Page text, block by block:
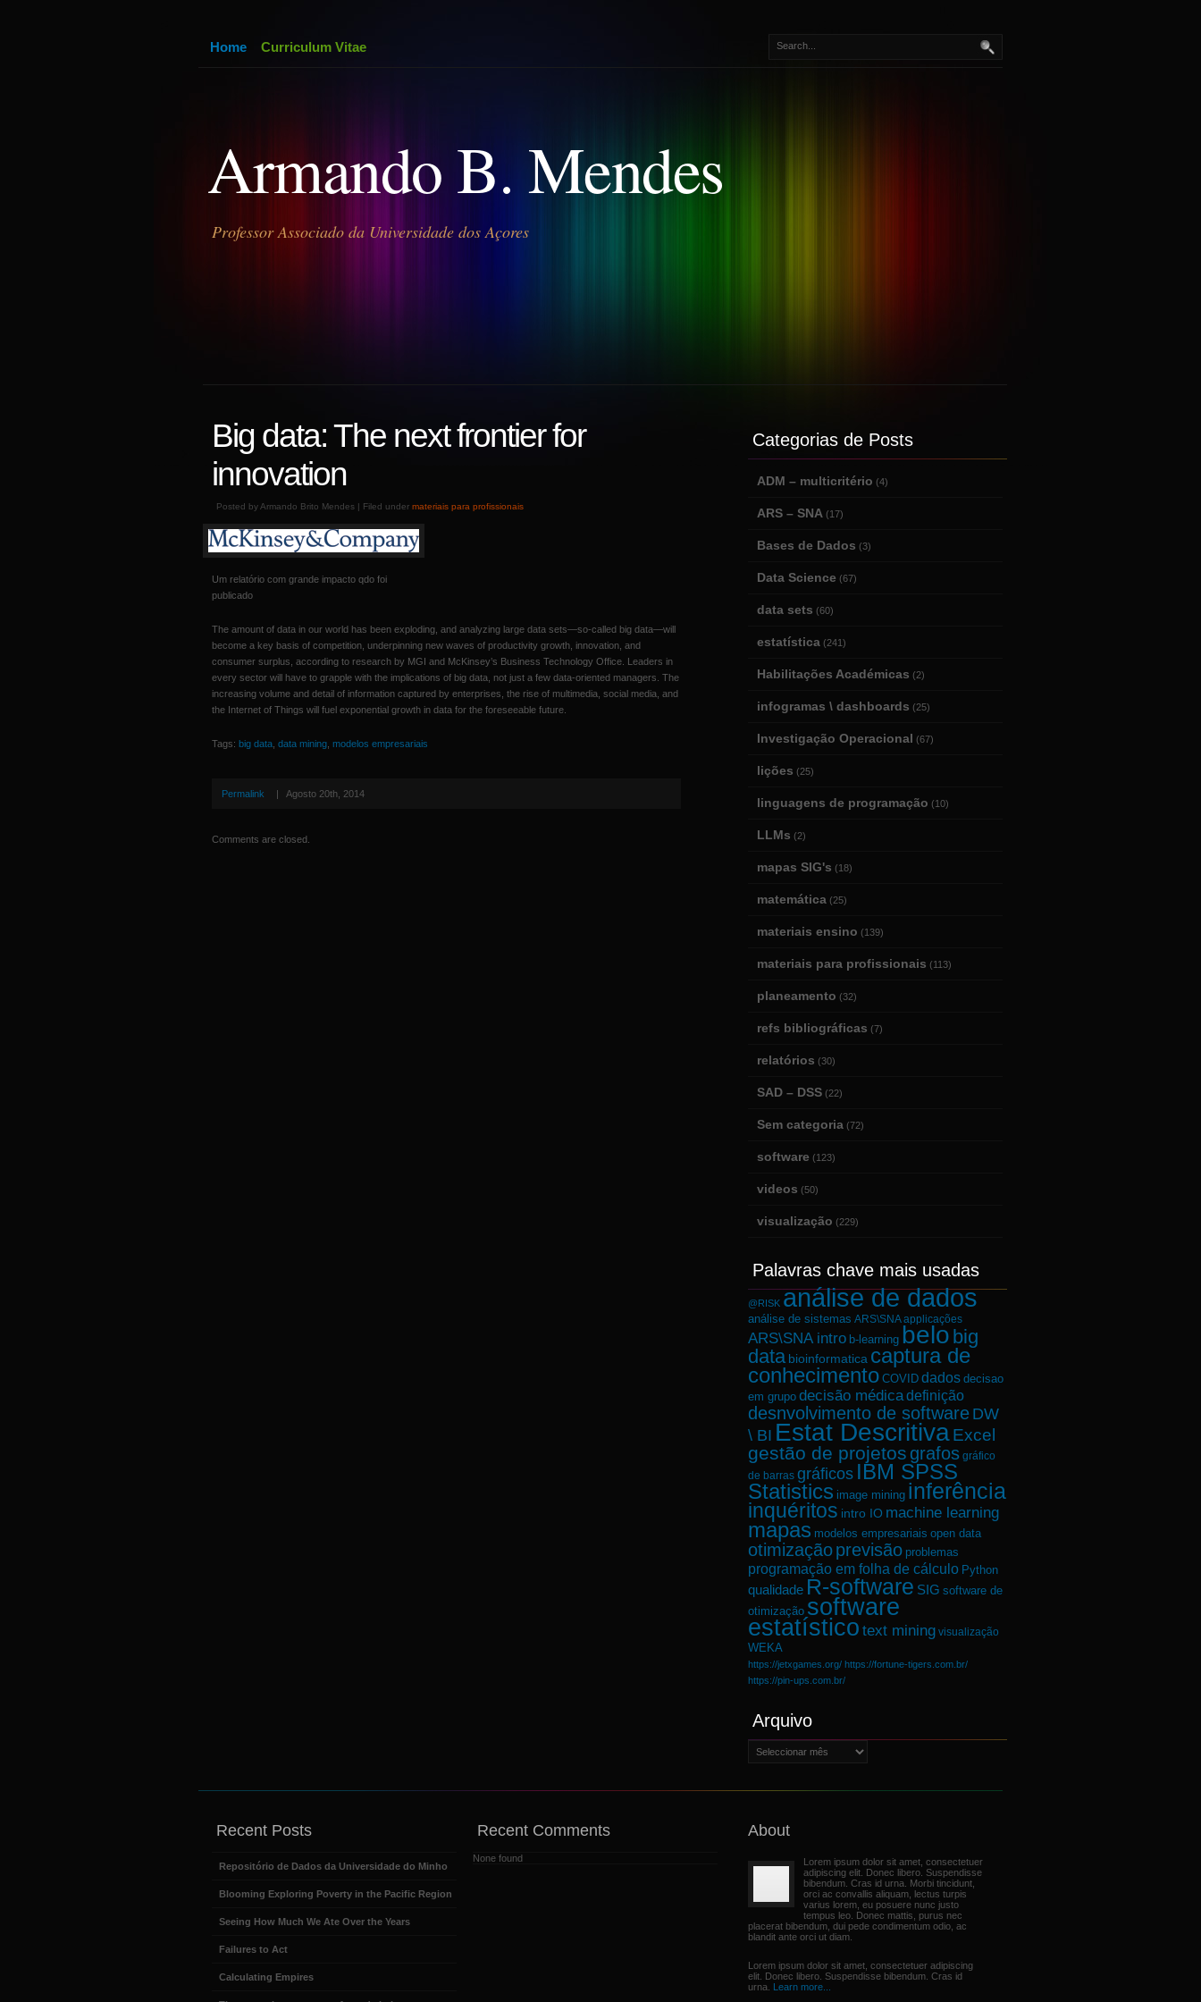
Armando B. Mendes
Professor Associado da Universidade dos Açores
Home Curriculum Vitae
Big data: The next frontier for
innovation
Posted by Armando Brito Mendes | Filed under materiais para profissionais
Um relatório com grande impacto qdo foi
publicado
The amount of data in our world has been exploding, and analyzing large data sets—so-called big data—will
become a key basis of competition, underpinning new waves of productivity growth, innovation, and
consumer surplus, according to research by MGI and McKinsey’s Business Technology Office. Leaders in
every sector will have to grapple with the implications of big data, not just a few data-oriented managers. The
increasing volume and detail of information captured by enterprises, the rise of multimedia, social media, and
the Internet of Things will fuel exponential growth in data for the foreseeable future.
Tags: big data data mining modelos empresariais
Permalink | Agosto 20th, 2014
Comments are closed.
Categorias de Posts
ADM – multicritério (4)
ARS – SNA (17)
Bases de Dados (3)
Data Science (67)
data sets (60)
estatística (241)
Habilitações Académicas (2)
infogramas \ dashboards (25)
Investigação Operacional (67)
lições (25)
linguagens de programação (10)
LLMs (2)
mapas SIG's (18)
matemática (25)
materiais ensino (139)
materiais para profissionais (113)
planeamento (32)
refs bibliográficas (7)
relatórios (30)
SAD – DSS (22)
Sem categoria (72)
software (123)
videos (50)
visualização (229)
Palavras chave mais usadas
@RISK análise de dados
análise de sistemas ARS\SNA applicações
ARS\SNA intro b-learning belo big
data bioinformatica captura de
conhecimento COVID dados decisao
em grupo decisão médicadefinição
desnvolvimento de software DW
\ BI Estat DescritivaExcel
gestão de projetos grafos gráfico
de barras gráficos IBM SPSS
Statistics image mining inferência
inquéritos intro IO machine learning
mapas modelos empresariais open data
otimizaçãoprevisão problemas
programação em folha de cálculo Python
qualidade R-software SIG software de
otimização software
estatístico text mining visualização
WEKA
https://jetxgames.org/ https://fortune-tigers.com.br/
https://pin-ups.com.br/
Arquivo
Arquivo
Recent Posts
Repositório de Dados da Universidade do Minho
Blooming Exploring Poverty in the Pacific Region
Seeing How Much We Ate Over the Years
Failures to Act
Calculating Empires
Recent Comments
None found
About
Lorem ipsum dolor sit amet, consectetuer
adipiscing elit. Donec libero. Suspendisse
bibendum. Cras id urna. Morbi tincidunt,
orci ac convallis aliquam, lectus turpis
varius lorem, eu posuere nunc justo
tempus leo. Donec mattis, purus nec
placerat bibendum, dui pede condimentum odio, ac
blandit ante orci ut diam.
Lorem ipsum dolor sit amet, consectetuer adipiscing
elit. Donec libero. Suspendisse bibendum. Cras id
urna. Learn more...